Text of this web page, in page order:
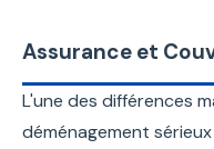
Assurance et
L'une des différences
déménagement